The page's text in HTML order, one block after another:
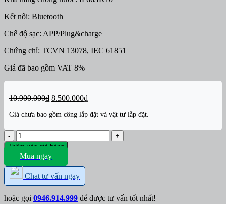
Kết nối: Bluetooth
Chế độ sạc: APP/Plug&charge
Chứng chỉ: TCVN 13078, IEC 61851
Giá đã bao gồm VAT 8%
10.900.000₫ Giá
là:
8.500.000₫Giá
tại
8.500.000₫.
Giá chưa bao gồm công lắp đặt và vật tư lắp đặt.
Bộ
sạc
cố
định
GreenCharge
SQ20
7kW
(có
Thêm vào giỏ hàng
Mua ngay
Chat tư vấn ngay
hoặc gọi 0946.914.999 để được tư vấn tốt nhất!